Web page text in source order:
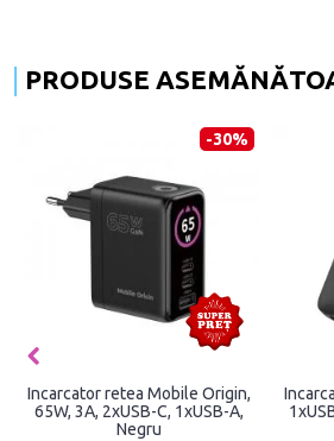
PRODUSE
-30%
Incarcator retea Mobile Origin,
65W, 3A, 2xUSB-C, 1xUSB-A,
Negru